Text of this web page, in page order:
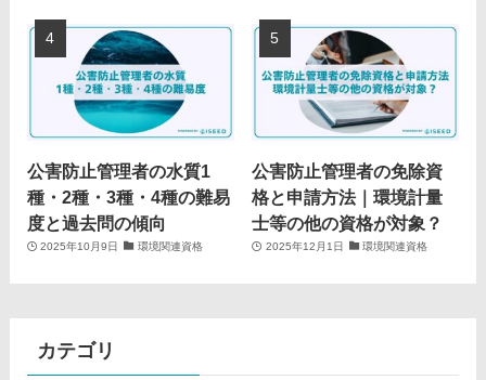
公害防止管理者の水質1
種・2種・3種・4種の難易
度と過去問の傾向
2025年10月9日 環境関連資格
公害防止管理者の免除資
格と申請方法｜環境計量
士等の他の資格が対象？
2025年12月1日 環境関連資格
カテゴリ